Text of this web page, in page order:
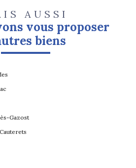
AUSSI
vous proposer
biens
Gazost